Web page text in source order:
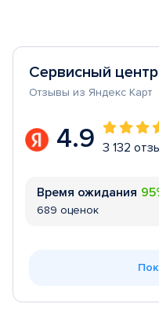
Сервисный
Отзывы из Яндекс Карт
4.9 3 132
Время ожидания
689 оценок